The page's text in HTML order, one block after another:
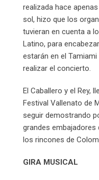
realizada hace
sol, hizo que los
tuvieran en cuenta a
Latino, para
estarán en el
realizar el concierto.
El Caballero y el Rey,
Festival Vallenato de
seguir demostrando
grandes
los rincones de
GIRA MUSICAL